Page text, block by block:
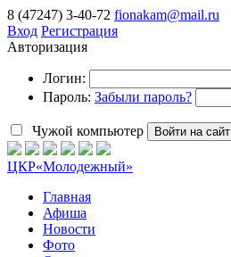
8 (47247) 3-40-72 fionakam@mail.ru
Вход Регистрация
Авторизация
Логин:
Пароль: Забыли пароль?
Чужой компьютер Войти на сайт
ЦКР«Молодежный»
Главная
Афиша
Новости
Фото